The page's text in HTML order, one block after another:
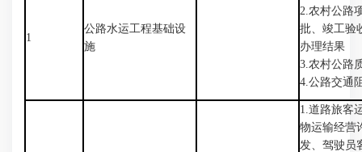
1
公路水运工程基础设
施
2.农村公路
批、竣工验
办理结果
3.农村公路
4.公路交通
1.道路旅客
物运输经营
发、驾驶员